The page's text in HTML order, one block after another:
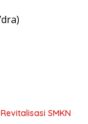
SMKN